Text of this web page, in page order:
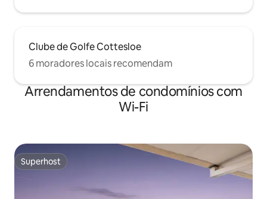
Clube de Golfe Cottesloe
6 moradores locais recomendam
Arrendamentos de condomínios com
Wi-Fi
Superhost
Superhost